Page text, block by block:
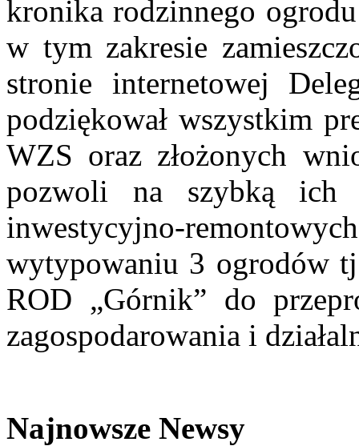
kronika rodzinnego
w tym zakresie
stronie internetowej
podziękował wszystkim
WZS oraz złożonych
pozwoli na szybką ich
inwestycyjno-
wytypowaniu 3 ogrodów
ROD „Górnik” do
zagospodarowania i
Najnowsze Newsy